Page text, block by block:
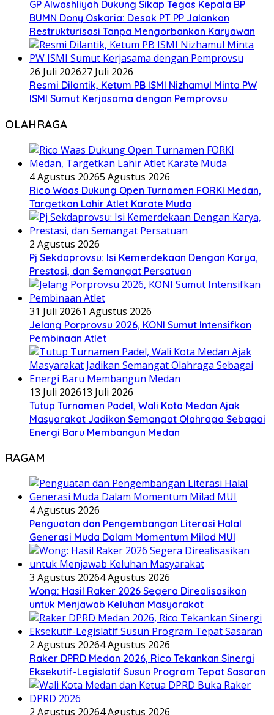
GP Alwashliyah Dukung Sikap Tegas Kepala BP
BUMN Dony Oskaria: Desak PT PP Jalankan
Restrukturisasi Tanpa Mengorbankan Karyawan
26 Juli 202627 Juli 2026
Resmi Dilantik, Ketum PB ISMI Nizhamul Minta PW
ISMI Sumut Kerjasama dengan Pemprovsu
OLAHRAGA
4 Agustus 20265 Agustus 2026
Rico Waas Dukung Open Turnamen FORKI Medan,
Targetkan Lahir Atlet Karate Muda
2 Agustus 2026
Pj Sekdaprovsu: Isi Kemerdekaan Dengan Karya,
Prestasi, dan Semangat Persatuan
31 Juli 20261 Agustus 2026
Jelang Porprovsu 2026, KONI Sumut Intensifkan
Pembinaan Atlet
13 Juli 202613 Juli 2026
Tutup Turnamen Padel, Wali Kota Medan Ajak
Masyarakat Jadikan Semangat Olahraga Sebagai
Energi Baru Membangun Medan
RAGAM
4 Agustus 2026
Penguatan dan Pengembangan Literasi Halal
Generasi Muda Dalam Momentum Milad MUI
3 Agustus 20264 Agustus 2026
Wong: Hasil Raker 2026 Segera Direalisasikan
untuk Menjawab Keluhan Masyarakat
2 Agustus 20264 Agustus 2026
Raker DPRD Medan 2026, Rico Tekankan Sinergi
Eksekutif-Legislatif Susun Program Tepat Sasaran
2 Agustus 20264 Agustus 2026